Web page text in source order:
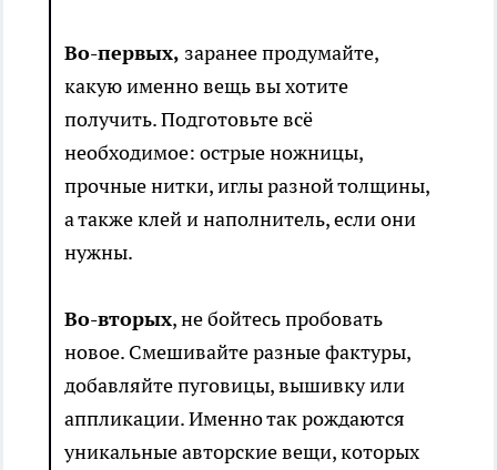
Во-первых, заранее продумайте,
какую именно вещь вы хотите
получить. Подготовьте всё
необходимое: острые ножницы,
прочные нитки, иглы разной толщины,
а также клей и наполнитель, если они
нужны.
Во-вторых, не бойтесь пробовать
новое. Смешивайте разные фактуры,
добавляйте пуговицы, вышивку или
аппликации. Именно так рождаются
уникальные авторские вещи, которых